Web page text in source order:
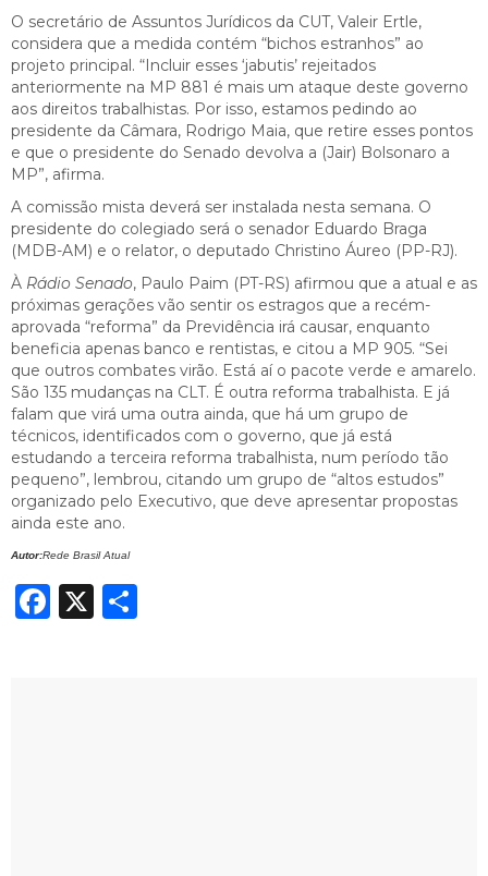
O secretário de Assuntos Jurídicos da CUT, Valeir Ertle,
considera que a medida contém “bichos estranhos” ao
projeto principal. “Incluir esses ‘jabutis’ rejeitados
anteriormente na MP 881 é mais um ataque deste governo
aos direitos trabalhistas. Por isso, estamos pedindo ao
presidente da Câmara, Rodrigo Maia, que retire esses pontos
e que o presidente do Senado devolva a (Jair) Bolsonaro a
MP”, afirma.
A comissão mista deverá ser instalada nesta semana. O
presidente do colegiado será o senador Eduardo Braga
(MDB-AM) e o relator, o deputado Christino Áureo (PP-RJ).
À Rádio Senado, Paulo Paim (PT-RS) afirmou que a atual e as
próximas gerações vão sentir os estragos que a recém-
aprovada “reforma” da Previdência irá causar, enquanto
beneficia apenas banco e rentistas, e citou a MP 905. “Sei
que outros combates virão. Está aí o pacote verde e amarelo.
São 135 mudanças na CLT. É outra reforma trabalhista. E já
falam que virá uma outra ainda, que há um grupo de
técnicos, identificados com o governo, que já está
estudando a terceira reforma trabalhista, num período tão
pequeno”, lembrou, citando um grupo de “altos estudos”
organizado pelo Executivo, que deve apresentar propostas
ainda este ano.
Autor:Rede Brasil Atual
Facebook
X